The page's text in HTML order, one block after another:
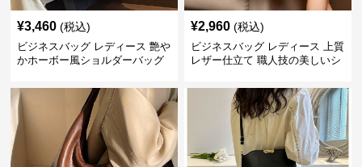
¥3,460 (税込)
ビジネスバッグ レディース 艶や
かホーボー風ショルダーバッグ
¥2,960 (税込)
ビジネスバッグ レディース 上質
レザー仕立て 職人技の美しいシ